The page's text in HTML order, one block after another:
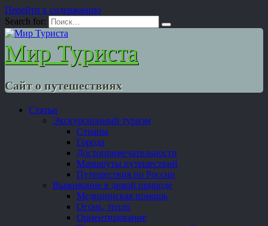
Перейти к содержанию
Search for:
Мир Туриста
Сайт о путешествиях
Статьи
Экскурсионный туризм
Страны
Города
Достопримечательности
Маршруты путешествий
Путешествия по России
Выживание в дикой природе
Медицинская помощь
Огонь, тепло
Ориентирование